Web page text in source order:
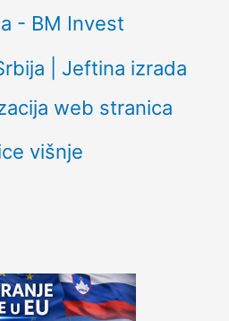
- BM Invest
| Jeftina izrada
web stranica
višnje